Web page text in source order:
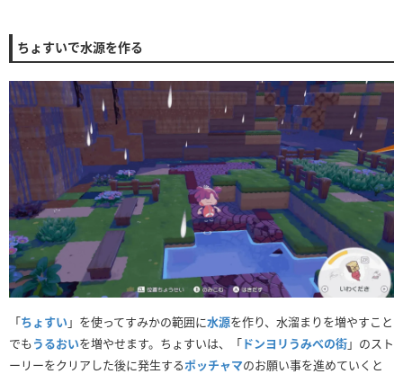
ちょすいで水源を作る
「ちょすい 」を使ってすみかの範囲に水源を作り、水溜まりを増やすこと
でもうるおいを増やせます。ちょすいは、「ドンヨリうみべの街」のスト
ーリーをクリアした後に発生するポッチャマのお願い事を進めていくと